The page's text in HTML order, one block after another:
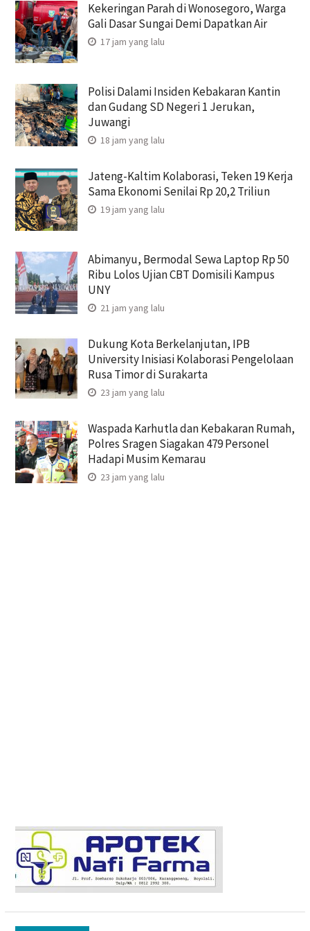
Kekeringan Parah di Wonosegoro, Warga
Gali Dasar Sungai Demi Dapatkan Air
17 jam yang lalu
Polisi Dalami Insiden Kebakaran Kantin
dan Gudang SD Negeri 1 Jerukan,
Juwangi
18 jam yang lalu
Jateng-Kaltim Kolaborasi, Teken 19 Kerja
Sama Ekonomi Senilai Rp 20,2 Triliun
19 jam yang lalu
Abimanyu, Bermodal Sewa Laptop Rp 50
Ribu Lolos Ujian CBT Domisili Kampus
UNY
21 jam yang lalu
Dukung Kota Berkelanjutan, IPB
University Inisiasi Kolaborasi Pengelolaan
Rusa Timor di Surakarta
23 jam yang lalu
Waspada Karhutla dan Kebakaran Rumah,
Polres Sragen Siagakan 479 Personel
Hadapi Musim Kemarau
23 jam yang lalu